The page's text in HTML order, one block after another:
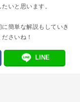
いと思います。
簡単な解説もしていき
さいね！
LINE